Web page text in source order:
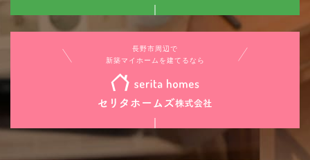
長野市周辺で
新築マイホームを建てるなら